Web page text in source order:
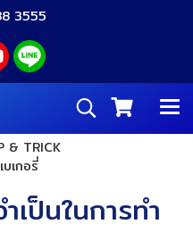
3555
& TRICK
เกอรี่
ป็นในการทำ